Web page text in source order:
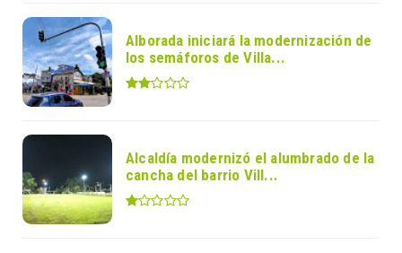
Alborada iniciará la modernización de
los semáforos de Villa...
Alcaldía modernizó el alumbrado de la
cancha del barrio Vill...